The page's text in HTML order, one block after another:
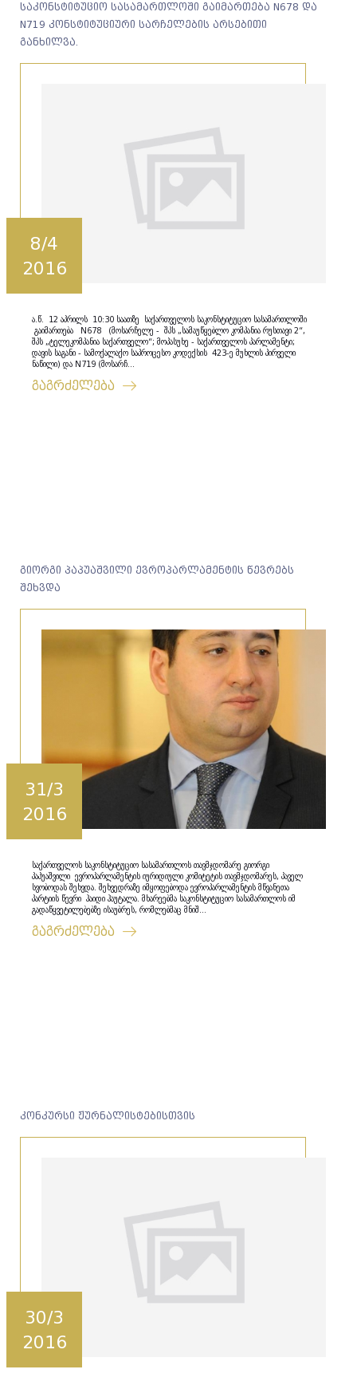
საკონსტიტუციო სასამართლოში გაიმართება N678 და
N719 კონსტიტუციური სარჩელების არსებითი
განხილვა.
8/4
2016
ა.წ. 12 აპრილს 10:30 საათზე საქართველოს საკონსტიტუციო სასამართლოში
გაიმართება N678 (მოსარჩელე - შპს „სამაუწყებლო კომპანია რუსთავი 2“,
შპს „ტელეკომპანია საქართველო“; მოპასუხე - საქართველოს პარლამენტი;
დავის საგანი - სამოქალაქო საპროცესო კოდექსის 423-ე მუხლის პირველი
ნაწილი) და N719 (მოსარჩ...
გაგრძელება
გიორგი პაპუაშვილი ევროპარლამენტის წევრებს
შეხვდა
31/3
2016
საქართველოს საკონსტიტუციო სასამართლოს თავმჯდომარე გიორგი
პაპუაშვილი ევროპარლამენტის იურიდიული კომიტეტის თავმჯდომარეს, პაველ
სვობოდას შეხვდა. შეხვედრაზე იმყოფებოდა ევროპარლამენტის მწვანეთა
პარტიის წევრი ჰაიდი ჰაუტალა. მხარეებმა საკონსტიტუციო სასამართლოს იმ
გადაწყვეტილებებზე ისაუბრეს, რომლებმაც მნიშ...
გაგრძელება
კონკურსი ჟურნალისტებისთვის
30/3
2016